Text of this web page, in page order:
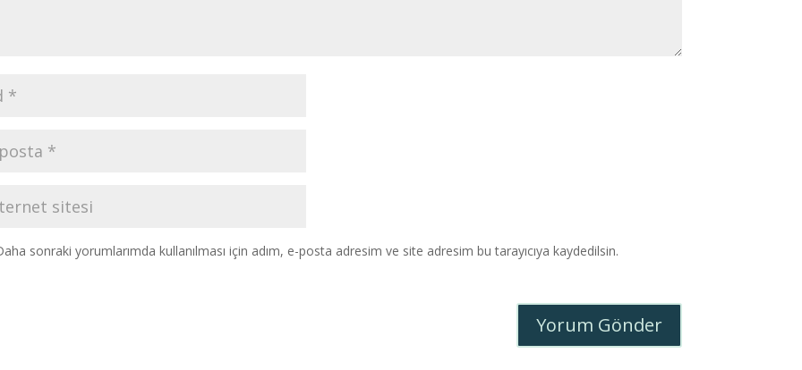
sonraki yorumlarımda kullanılması için adım, e-posta adresim ve site adresim bu tarayıcıya kaydedilsin.